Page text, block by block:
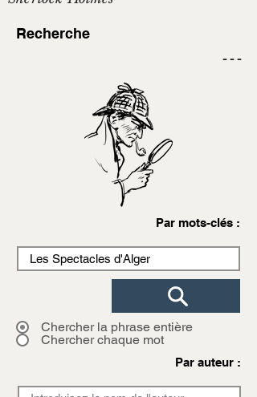
Recherche
- - -
Par mots-clés :
Chercher la phrase entière
Chercher chaque mot
Par auteur :